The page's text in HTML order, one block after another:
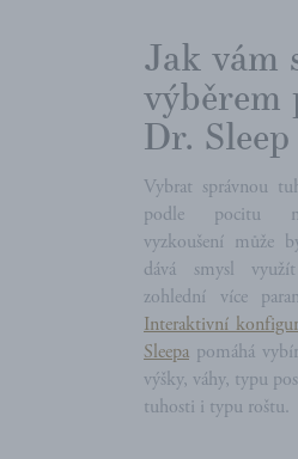
Jak vám
výběrem
Dr. Sleep
Vybrat správnou
podle pocitu
vyzkoušení může
dává smysl
zohlední více
Interaktivní
Sleepa pomáhá
výšky, váhy, typu
tuhosti i typu roštu.